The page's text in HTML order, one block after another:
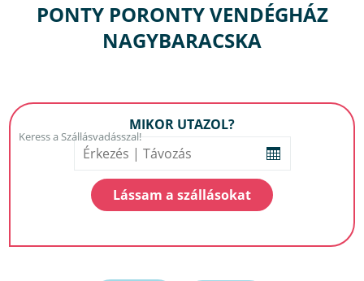
PONTY PORONTY VENDÉGHÁZ
NAGYBARACSKA
MIKOR UTAZOL?